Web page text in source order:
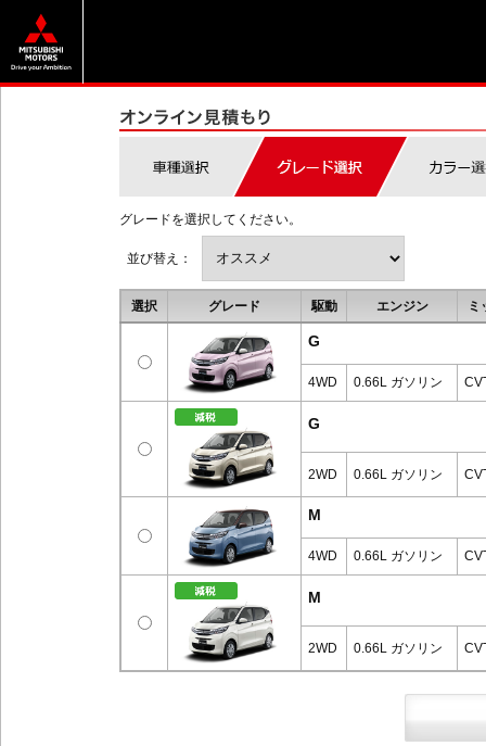
グレードを選択してください。
並び替え：
選択 グレード 駆動 エンジン ミ
G
4WD 0.66L ガソリン
G
2WD 0.66L ガソリン
M
4WD 0.66L ガソリン
M
2WD 0.66L ガソリン